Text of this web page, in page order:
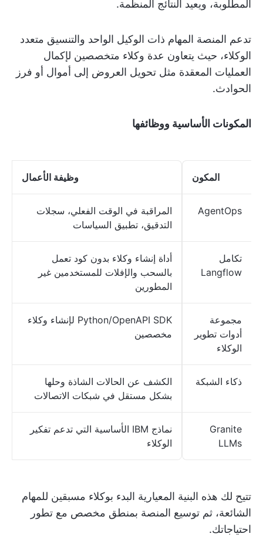
المطلوبة، ويعيد النتائج المنظمة.
تدعم المنصة المهام ذات الوكيل الواحد والتنسيق متعدد
الوكلاء، حيث يتعاون عدة وكلاء متخصصين لإكمال
العمليات المعقدة مثل تحويل العروض إلى أموال أو فرز
الحوادث.
المكونات الأساسية ووظائفها
المكون وظيفة الأعمال
AgentOps
المراقبة في الوقت الفعلي، سجلات
التدقيق، تطبيق السياسات
تكامل
Langflow
أداة إنشاء وكلاء بدون كود تعمل
بالسحب والإفلات للمستخدمين غير
المطورين
مجموعة
أدوات تطوير
الوكلاء
Python/OpenAPI SDK لإنشاء وكلاء
مخصصين
ذكاء الشبكة
الكشف عن الحالات الشاذة وحلها
بشكل مستقل في شبكات الاتصالات
Granite
LLMs
نماذج IBM الأساسية التي تدعم تفكير
الوكلاء
تتيح لك هذه البنية المعيارية البدء بوكلاء مسبقين للمهام
الشائعة، ثم توسيع المنصة بمنطق مخصص مع تطور
احتياجاتك.